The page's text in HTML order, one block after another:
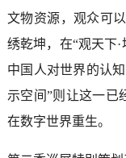
文物资源，观众可
绣乾坤，在“观天下
中国人对世界的认
示空间”则让这一已
在数字世界重生。